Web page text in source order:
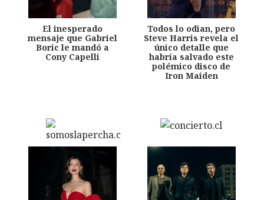
El inesperado
mensaje que Gabriel
Boric le mandó a
Cony Capelli
Todos lo odian, pero
Steve Harris revela el
único detalle que
habría salvado este
polémico disco de
Iron Maiden